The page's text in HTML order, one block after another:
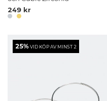
249 kr
25%VID KÖP AV MINST 2